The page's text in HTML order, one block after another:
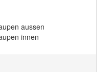
aussen
innen